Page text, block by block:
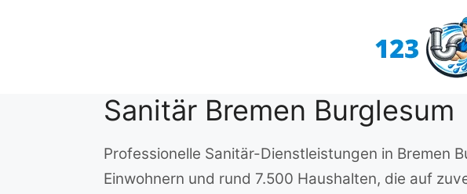
Sanitär Bremen Burglesum
Professionelle Sanitär-Dienstleistungen in Bremen
Einwohnern und rund 7.500 Haushalten, die auf